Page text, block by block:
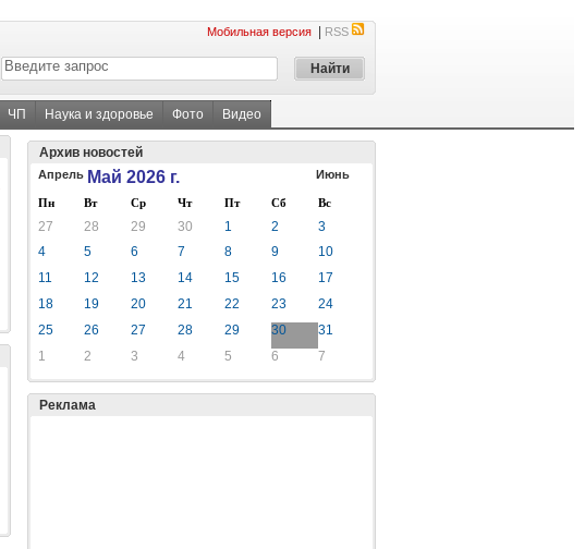
Мобильная версия RSS
ЧП Наука и здоровье Фото Видео
Архив новостей
Апрель Май 2026 г. Июнь
Пн Вт Ср Чт Пт Сб Вс
27 28 29 30 1 2
3
4
5 6 7 8 9
10
11
12 13 14 15 16
17
18
19 20 21 22 23
24
25
26 27 28 29 30
31
1
2 3 4 5 6 7
Реклама